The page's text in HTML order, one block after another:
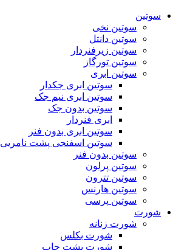
سوتین
سوتین نخی
سوتین دانتل
سوتین زیرفنردار
سوتین تورگاز
سوتین ابری
سوتین ابری جکدار
سوتین ابری نیم جک
سوتین بدون جک
ابری فنردار
سوتین ابری بدون فنر
سوتین اسفنجی پشت نامریی
سوتین بدون فنر
سوتین پرلون
سوتین تترون
سوتین هارنس
سوتین پرسی
شورت
شورت زنانه
شورت بکلس
شورت پشت چاپ